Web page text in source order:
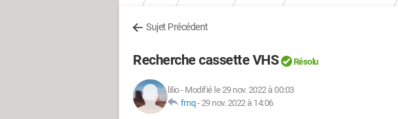
Sujet Précédent
Recherche cassette VHS Résolu
lilio- Modifié le 29 nov. 2022 à 00:03
fmq-29 nov. 2022 à 14:06